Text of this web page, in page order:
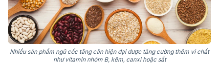
Nhiều sản phẩm ngũ cốc tăng cân hiện đại được tăng cường thêm vi chất
như vitamin nhóm B, kẽm, canxi hoặc sắt